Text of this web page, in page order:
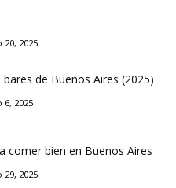
2025
de Buenos Aires (2025)
2025
comer bien en Buenos Aires
2025